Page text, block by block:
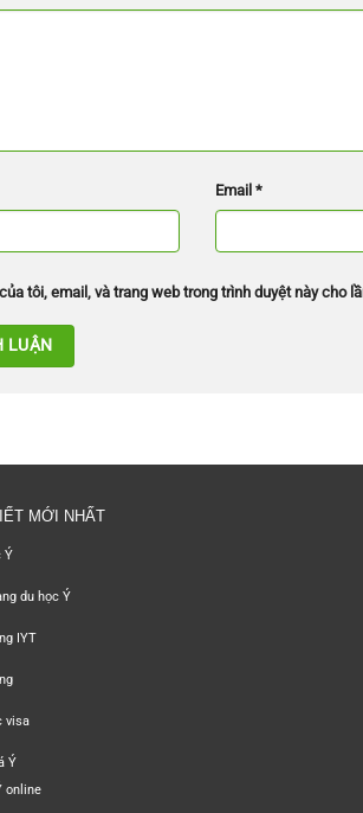
Email*
tôi, email, và trang web trong trình duyệt này cho
MỚI NHẤT
Ý
du học Ý
IYT
visa
Ý
online